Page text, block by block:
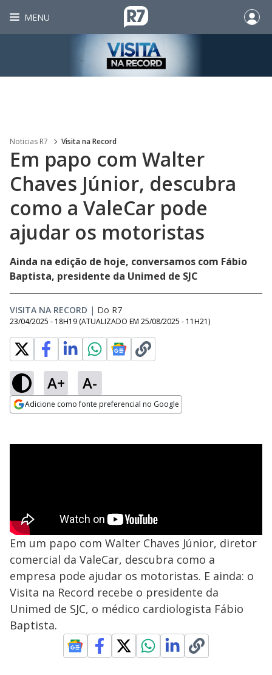
MENU
Noticias R7 Visita na Record
Em papo com Walter
Chaves Júnior, descubra
como a ValeCar pode
ajudar os motoristas
Ainda na edição de hoje, conversamos com Fábio
Baptista, presidente da Unimed de SJC
VISITA NA RECORD | Do R7
23/04/2025 - 18H19 (ATUALIZADO EM 25/08/2025 - 11H21)
A+ A-
Adicione como fonte preferencial no Google
Em um papo com Walter Chaves Júnior, diretor
comercial da ValeCar, descubra como a
empresa pode ajudar os motoristas. E ainda: o
Visita na Record recebe o presidente da
Unimed de SJC, o médico cardiologista Fábio
Baptista.